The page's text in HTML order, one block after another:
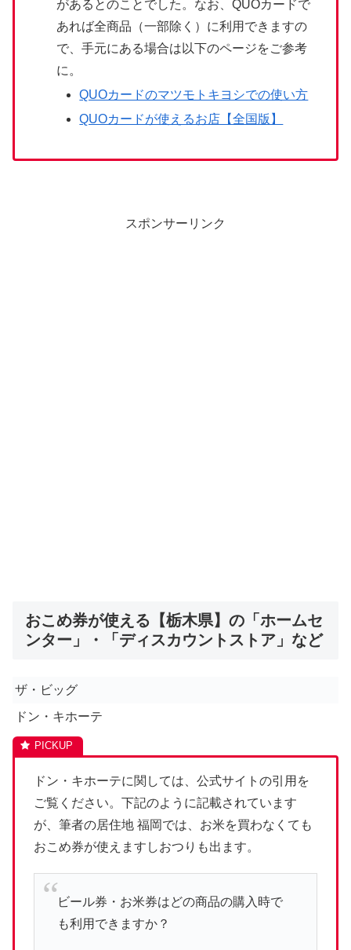
があるとのことでした。なお、QUOカードで
あれば全商品（一部除く）に利用できますの
で、手元にある場合は以下のページをご参考
に。
QUOカードのマツモトキヨシでの使い方
QUOカードが使えるお店【全国版】
スポンサーリンク
おこめ券が使える【栃木県】の「ホームセ
ンター」・「ディスカウントストア」など
ザ・ビッグ
ドン・キホーテ
ドン・キホーテに関しては、公式サイトの引用を
ご覧ください。下記のように記載されています
が、筆者の居住地 福岡では、お米を買わなくても
おこめ券が使えますしおつりも出ます。
ビール券・お米券はどの商品の購入時で
も利用できますか？